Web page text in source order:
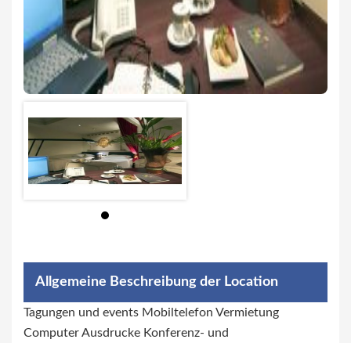
Allgemeine Beschreibung der Location
Tagungen und events Mobiltelefon Vermietung
Computer Ausdrucke Konferenz- und